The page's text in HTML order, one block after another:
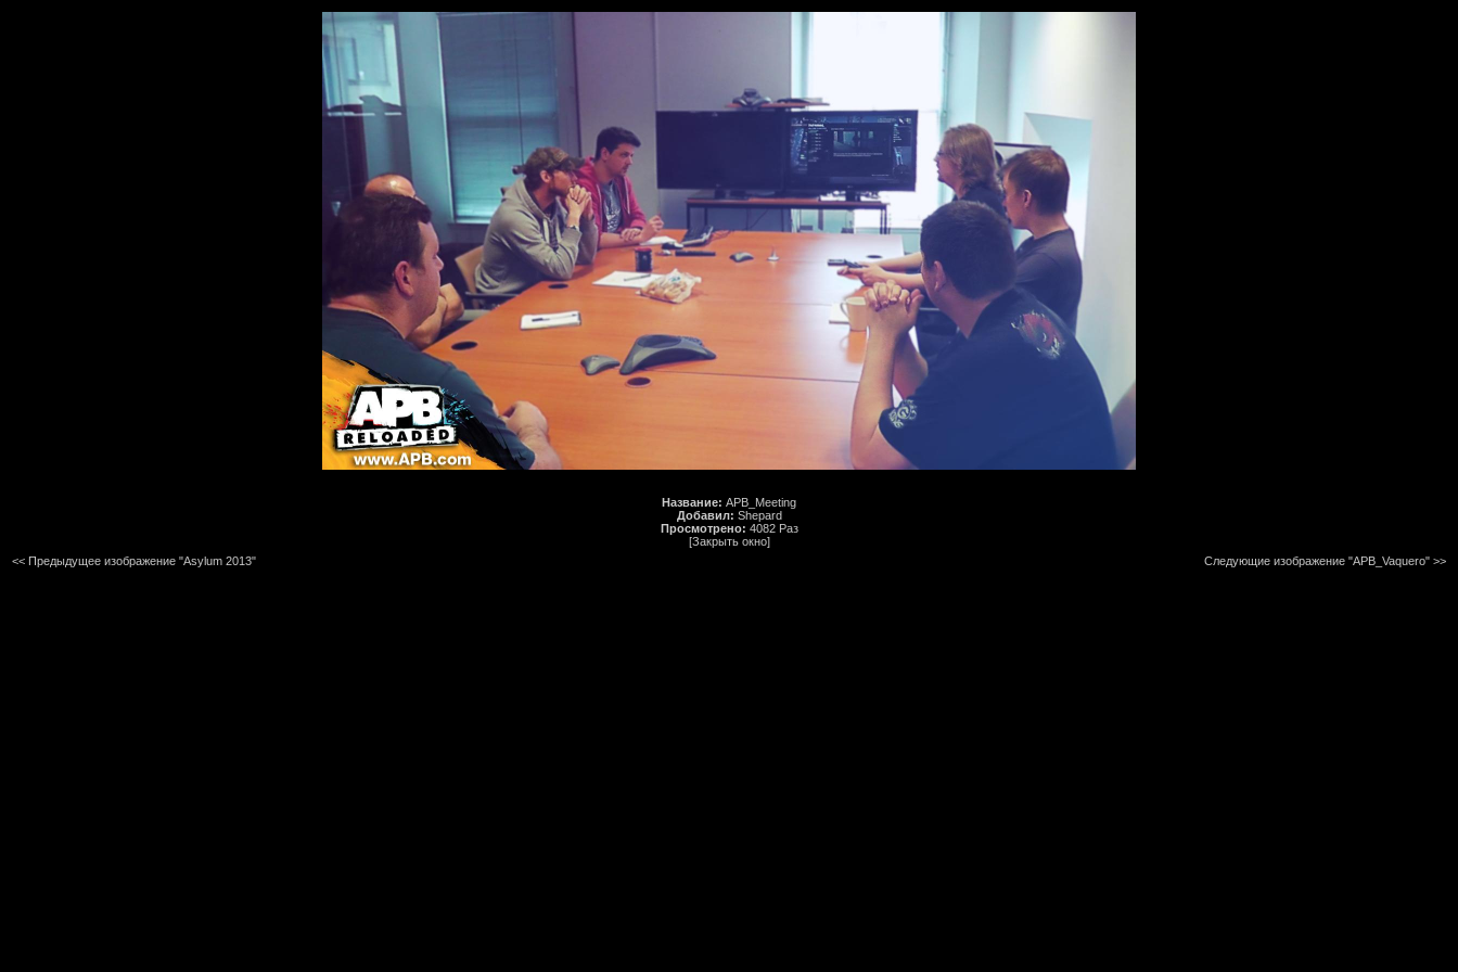
Название: APB_Meeting
Добавил: Shepard
Просмотрено: 4082 Раз
[Закрыть окно]
<< Предыдущее изображение "Asylum 2013"
Следующие изображение "APB_Vaquero" >>